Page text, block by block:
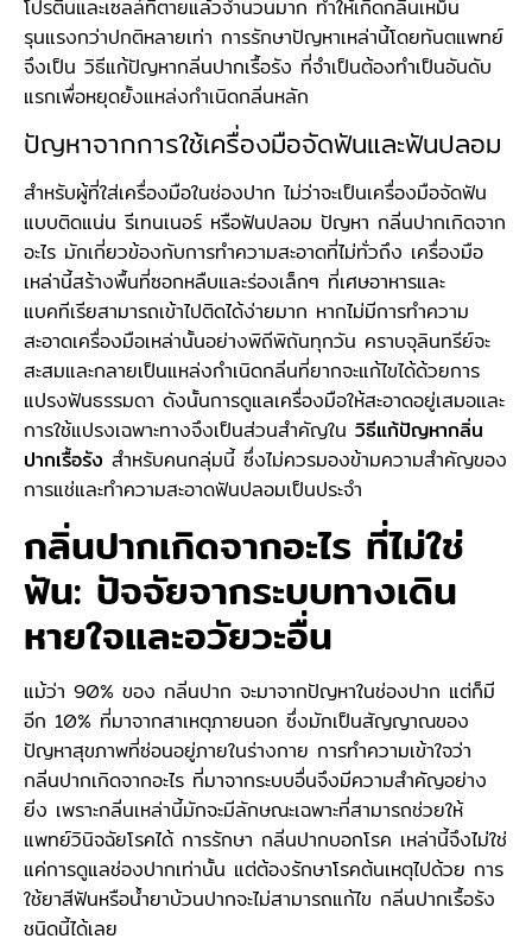
โปรตีนและเซลล์ที่ตายแล้วจำนวนมาก ทำให้เกิดกลิ่นเหม็น
รุนแรงกว่าปกติหลายเท่า การรักษาปัญหาเหล่านี้โดยทันตแพทย์
จึงเป็น วิธีแก้ปัญหากลิ่นปากเรื้อรัง ที่จำเป็นต้องทำเป็นอันดับ
แรกเพื่อหยุดยั้งแหล่งกำเนิดกลิ่นหลัก
ปัญหาจากการใช้เครื่องมือจัดฟันและฟันปลอม
สำหรับผู้ที่ใส่เครื่องมือในช่องปาก ไม่ว่าจะเป็นเครื่องมือจัดฟัน
แบบติดแน่น รีเทนเนอร์ หรือฟันปลอม ปัญหา กลิ่นปากเกิดจาก
อะไร มักเกี่ยวข้องกับการทำความสะอาดที่ไม่ทั่วถึง เครื่องมือ
เหล่านี้สร้างพื้นที่ซอกหลืบและร่องเล็กๆ ที่เศษอาหารและ
แบคทีเรียสามารถเข้าไปติดได้ง่ายมาก หากไม่มีการทำความ
สะอาดเครื่องมือเหล่านั้นอย่างพิถีพิถันทุกวัน คราบจุลินทรีย์จะ
สะสมและกลายเป็นแหล่งกำเนิดกลิ่นที่ยากจะแก้ไขได้ด้วยการ
แปรงฟันธรรมดา ดังนั้นการดูแลเครื่องมือให้สะอาดอยู่เสมอและ
การใช้แปรงเฉพาะทางจึงเป็นส่วนสำคัญใน วิธีแก้ปัญหากลิ่น
ปากเรื้อรัง สำหรับคนกลุ่มนี้ ซึ่งไม่ควรมองข้ามความสำคัญของ
การแช่และทำความสะอาดฟันปลอมเป็นประจำ
กลิ่นปากเกิดจากอะไร ที่ไม่ใช่
ฟัน: ปัจจัยจากระบบทางเดิน
หายใจและอวัยวะอื่น
แม้ว่า 90% ของ กลิ่นปาก จะมาจากปัญหาในช่องปาก แต่ก็มี
อีก 10% ที่มาจากสาเหตุภายนอก ซึ่งมักเป็นสัญญาณของ
ปัญหาสุขภาพที่ซ่อนอยู่ภายในร่างกาย การทำความเข้าใจว่า
กลิ่นปากเกิดจากอะไร ที่มาจากระบบอื่นจึงมีความสำคัญอย่าง
ยิ่ง เพราะกลิ่นเหล่านี้มักจะมีลักษณะเฉพาะที่สามารถช่วยให้
แพทย์วินิจฉัยโรคได้ การรักษา กลิ่นปากบอกโรค เหล่านี้จึงไม่ใช่
แค่การดูแลช่องปากเท่านั้น แต่ต้องรักษาโรคต้นเหตุไปด้วย การ
ใช้ยาสีฟันหรือน้ำยาบ้วนปากจะไม่สามารถแก้ไข กลิ่นปากเรื้อรัง
ชนิดนี้ได้เลย